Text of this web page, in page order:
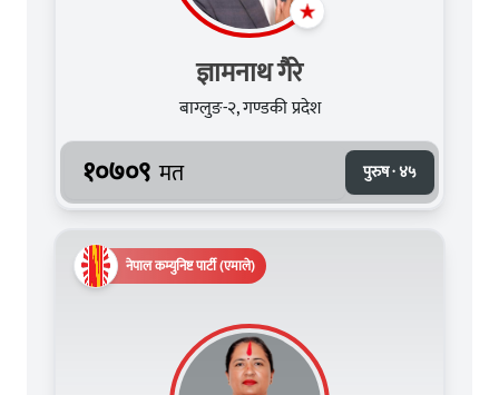
ज्ञामनाथ गैरे
बाग्लुङ-२, गण्डकी प्रदेश
१०७०९ मत पुरुष · ४५
नेपाल कम्युनिष्ट पार्टी (एमाले)